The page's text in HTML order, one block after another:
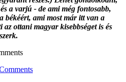
a varjú - de ami még fontosabb,
békéért, ami most már itt van a
ottani magyar kisebbséget is és